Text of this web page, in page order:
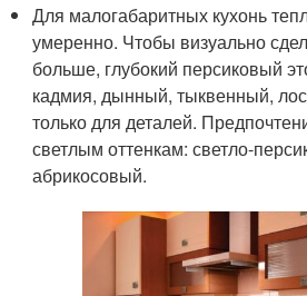
Для малогабаритных кухонь
умеренно. Чтобы визуально
больше, глубокий персиковый
кадмия, дынный, тыквенный,
только для деталей.
светлым оттенкам: светло-
абрикосовый.